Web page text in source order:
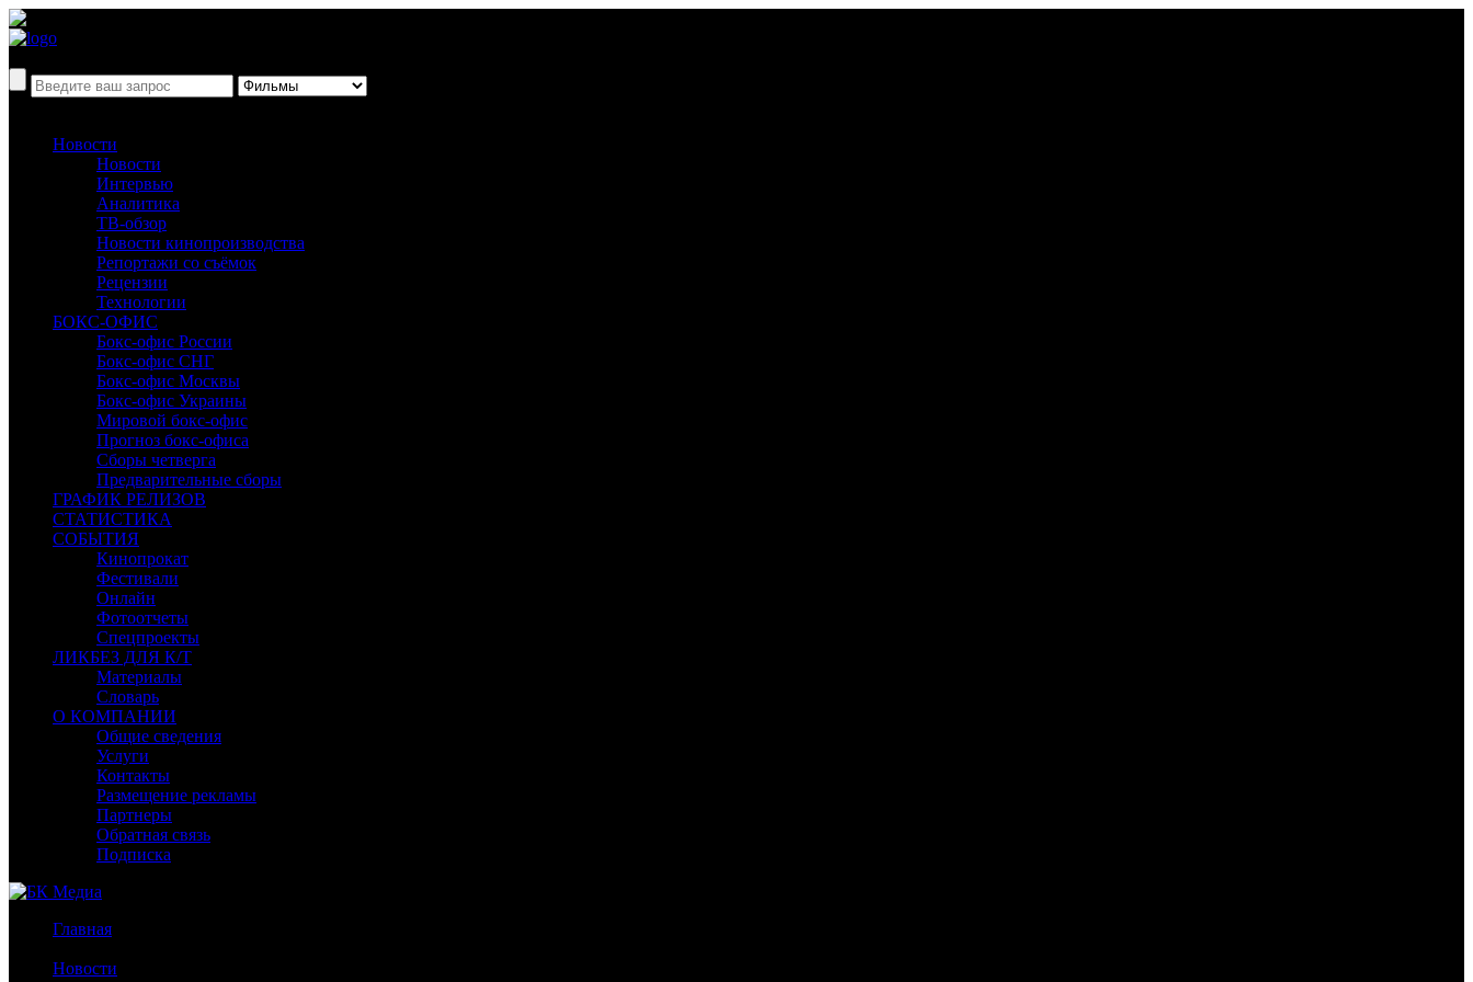
Новости
Новости
Интервью
Аналитика
ТВ-обзор
Новости кинопроизводства
Репортажи со съёмок
Рецензии
Технологии
БОКС-ОФИС
Бокс-офис России
Бокс-офис СНГ
Бокс-офис Москвы
Бокс-офис Украины
Мировой бокс-офис
Прогноз бокс-офиса
Сборы четверга
Предварительные сборы
ГРАФИК РЕЛИЗОВ
СТАТИСТИКА
СОБЫТИЯ
Кинопрокат
Фестивали
Онлайн
Фотоотчеты
Спецпроекты
ЛИКБЕЗ ДЛЯ К/Т
Материалы
Словарь
О КОМПАНИИ
Общие сведения
Услуги
Контакты
Размещение рекламы
Партнеры
Обратная связь
Подписка
Главная
Новости